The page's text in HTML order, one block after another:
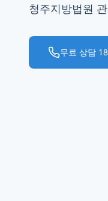
청주지방법원
무료 상담